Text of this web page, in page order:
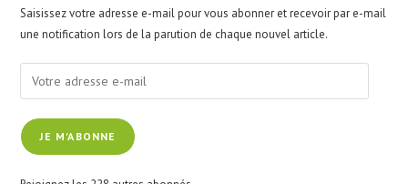
Saisissez votre adresse e-mail pour vous abonner et recevoir par e-mail
une notification lors de la parution de chaque nouvel article.
Votre
adresse
e-
mailJE M'ABONNE